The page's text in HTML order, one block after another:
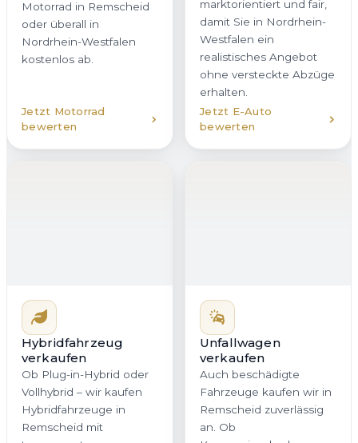
Jetzt Motorrad
bewerten
Jetzt E-Auto
bewerten
Hybridfahrzeuge in
Remscheid mit
transparenter
Bewertung an. Dabei
berücksichtigen wir
sowohl den Verbrenner
als auch den Zustand
des Akkus. So erhalten
Remscheid zuverlässig
an. Ob
Karosserieschaden,
Motorschaden oder
Hagelschaden – Sie
erhalten bei uns eine
ehrliche Einschätzung
und ein verbindliches